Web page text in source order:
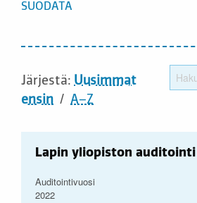
SUODATA
Järjestä: Uusimmat
ensin
A–Z
Lapin yliopiston auditointi
Auditointivuosi
2022